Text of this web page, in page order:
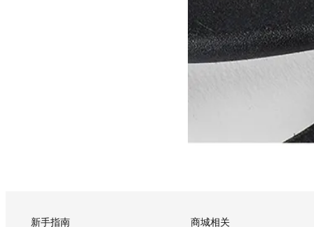
新手指南 商城相关